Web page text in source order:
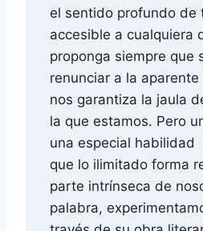
el sentido profundo de
accesible a cualquiera
proponga siempre que
renunciar a la
nos garantiza la jaula
la que estamos. Pero
una especial habilidad
que lo ilimitado forma
parte intrínseca de
palabra,